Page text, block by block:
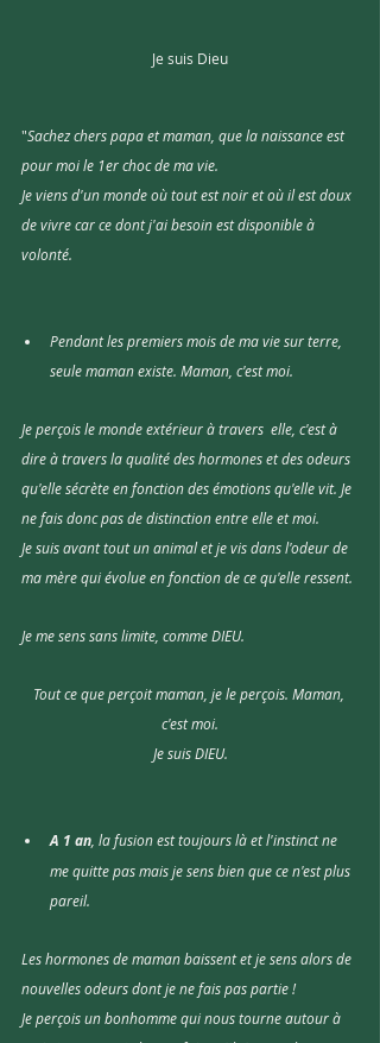
Je suis Dieu
"Sachez chers papa et maman, que la naissance est
pour moi le 1er choc de ma vie.
Je viens d'un monde où tout est noir et où il est doux
de vivre car ce dont j'ai besoin est disponible à
volonté.
Pendant les premiers mois de ma vie sur terre,
seule maman existe. Maman, c'est moi.
Je perçois le monde extérieur à travers  elle, c'est à
dire à travers la qualité des hormones et des odeurs
qu'elle sécrète en fonction des émotions qu'elle vit. Je
ne fais donc pas de distinction entre elle et moi.
Je suis avant tout un animal et je vis dans l'odeur de
ma mère qui évolue en fonction de ce qu'elle ressent.
Je me sens sans limite, comme DIEU.
Tout ce que perçoit maman, je le perçois. Maman,
c'est moi.
Je suis DIEU.
A 1 an , la fusion est toujours là et l'instinct ne
me quitte pas mais je sens bien que ce n'est plus
pareil.
Les hormones de maman baissent et je sens alors de
nouvelles odeurs dont je ne fais pas partie !
Je perçois un bonhomme qui nous tourne autour à